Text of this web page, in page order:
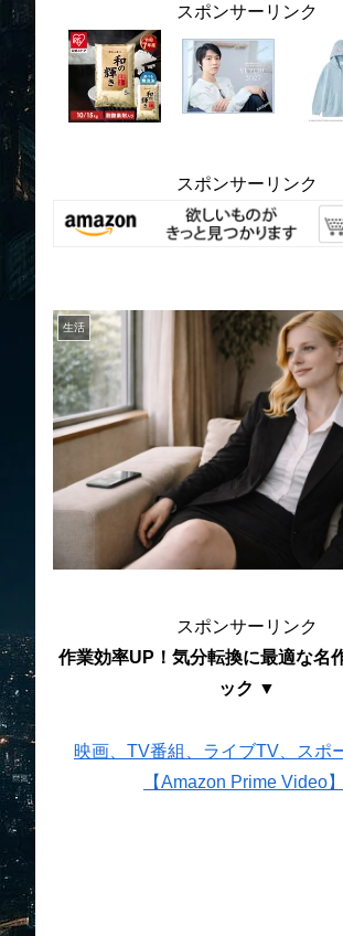
スポンサーリンク
スポンサーリンク
生活
スポンサーリンク
作業効率UP！気分転換に最適な名
ック ▼
映画、TV番組、ライブTV、スポ
【Amazon Prime Video】